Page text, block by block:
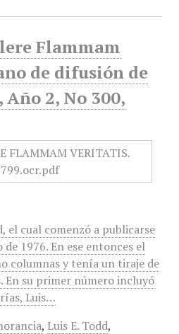
Flammam
de difusión de
2, No 300,
el cual comenzó a publicarse
1976. En ese entonces el
columnas y tenía un tiraje de
En su primer número incluyó
Luis…
, Luis E. Todd,